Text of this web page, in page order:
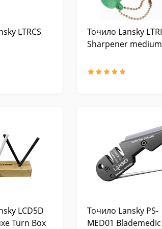
LTRCS
Точило Lansky
Sharpener
LCD5D
Turn Box
Точило Lansky PS-
MED01 Blademedic